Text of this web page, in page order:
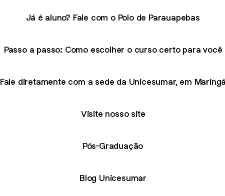
Já é aluno? Fale com o Polo de Parauapebas
Passo a passo: Como escolher o curso certo para você
Fale diretamente com a sede da Unicesumar, em
Visite nosso site
Pós-Graduação
Blog Unicesumar